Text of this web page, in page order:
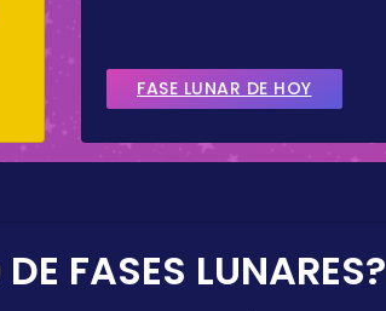
FASE LUNAR DE HOY
FASES LUNARES?